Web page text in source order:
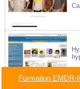
Formation EMDR-